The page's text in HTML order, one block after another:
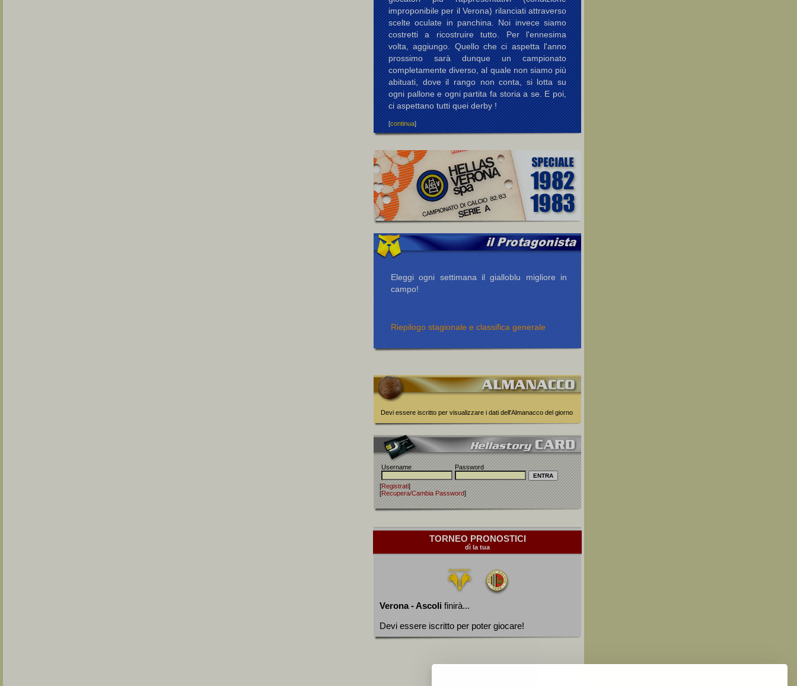
improponibile per il Verona) rilanciati attraverso
scelte oculate in panchina. Noi invece siamo
costretti a ricostruire tutto. Per l'ennesima
volta, aggiungo. Quello che ci aspetta l'anno
prossimo sarà dunque un campionato
completamente diverso, al quale non siamo più
abituati, dove il rango non conta, si lotta su
ogni pallone e ogni partita fa storia a se. E poi,
ci aspettano tutti quei derby !
[continua]
Eleggi ogni settimana il gialloblu migliore in
campo!
Riepilogo stagionale e classifica generale
Devi essere iscritto per visualizzare i dati dell'Almanacco del giorno
Username Password
[Registrati]
[Recupera/Cambia Password]
TORNEO PRONOSTICI
dì la tua
Verona - Ascoli finirà...
Devi essere iscritto per poter giocare!